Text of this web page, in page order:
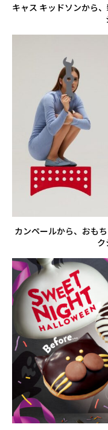
キャス キッドソンから
カンペールから、おも
ク